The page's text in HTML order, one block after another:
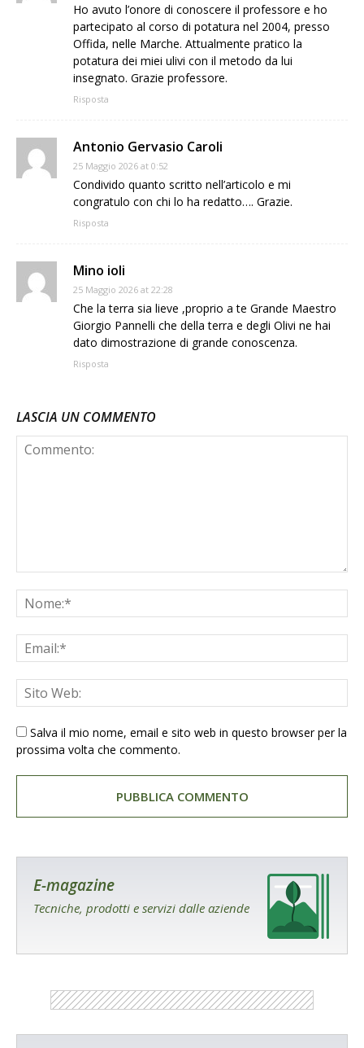
Ho avuto l’onore di conoscere il professore e ho
partecipato al corso di potatura nel 2004, presso
Offida, nelle Marche. Attualmente pratico la
potatura dei miei ulivi con il metodo da lui
insegnato. Grazie professore.
Risposta
Antonio Gervasio Caroli
25 Maggio 2026 at 0:52
Condivido quanto scritto nell’articolo e mi
congratulo con chi lo ha redatto…. Grazie.
Risposta
Mino ioli
25 Maggio 2026 at 22:28
Che la terra sia lieve ,proprio a te Grande Maestro
Giorgio Pannelli che della terra e degli Olivi ne hai
dato dimostrazione di grande conoscenza.
Risposta
LASCIA UN COMMENTO
Salva il mio nome, email e sito web in questo browser per la
prossima volta che commento.
E-magazine
Tecniche, prodotti e servizi dalle aziende